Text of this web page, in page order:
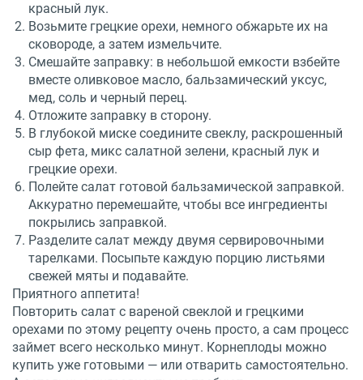
красный лук.
Возьмите грецкие орехи, немного обжарьте их на
сковороде, а затем измельчите.
Смешайте заправку: в небольшой емкости взбейте
вместе оливковое масло, бальзамический уксус,
мед, соль и черный перец.
Отложите заправку в сторону.
В глубокой миске соедините свеклу, раскрошенный
сыр фета, микс салатной зелени, красный лук и
грецкие орехи.
Полейте салат готовой бальзамической заправкой.
Аккуратно перемешайте, чтобы все ингредиенты
покрылись заправкой.
Разделите салат между двумя сервировочными
тарелками. Посыпьте каждую порцию листьями
свежей мяты и подавайте.
Приятного аппетита!
Повторить салат с вареной свеклой и грецкими
орехами по этому рецепту очень просто, а сам процесс
займет всего несколько минут. Корнеплоды можно
купить уже готовыми — или отварить самостоятельно.